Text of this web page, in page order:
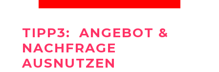
TIPP3: ANGEBOT &
NACHFRAGE
AUSNUTZEN